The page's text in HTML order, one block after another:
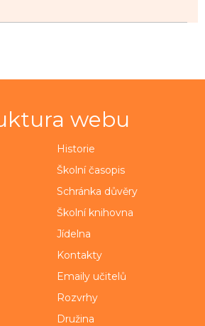
webu
Historie
Školní časopis
Schránka důvěry
Školní knihovna
Jídelna
Kontakty
Emaily učitelů
Rozvrhy
Družina